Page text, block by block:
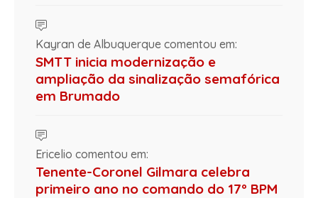
Kayran de Albuquerque comentou em:
SMTT inicia modernização e
ampliação da sinalização semafórica
em Brumado
Ericelio comentou em:
Tenente-Coronel Gilmara celebra
primeiro ano no comando do 17º BPM